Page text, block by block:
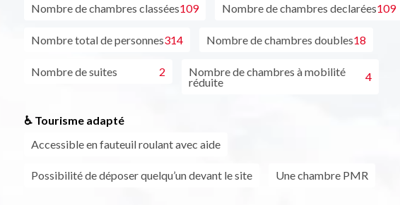
Nombre de chambres classées109 Nombre de chambres declarées109
Nombre total de personnes314 Nombre de chambres doubles18
Nombre de suites 2 Nombre de chambres à mobilité
réduite 4
♿ Tourisme adapté
Accessible en fauteuil roulant avec aide
Possibilité de déposer quelqu’un devant le site Une chambre PMR